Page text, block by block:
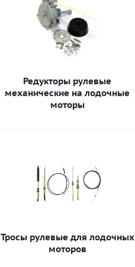
Редукторы рулевые
механические на лодочные
моторы
Тросы рулевые для лодочных
моторов